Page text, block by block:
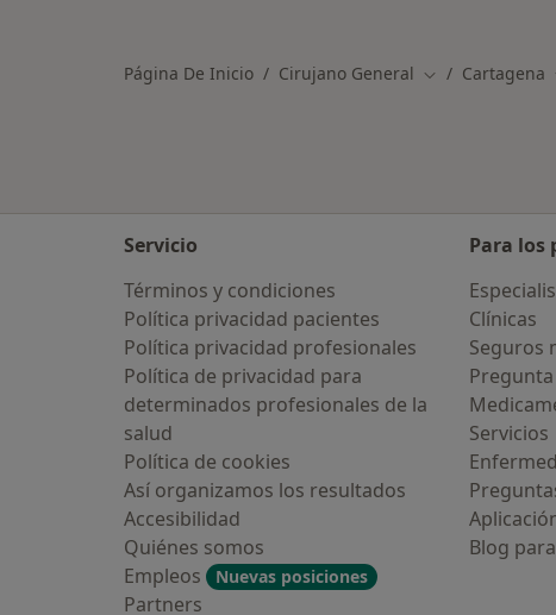
Página De Inicio Cirujano General Cambiar de
Cartagena
Servicio
Términos y condiciones
Política privacidad pacientes
Política privacidad profesionales
Política de privacidad para
determinados profesionales de la
salud
Política de cookies
Así organizamos los resultados
Accesibilidad
Quiénes somos
Empleos
Nuevas posiciones
Partners
Para los
Clínicas
Seguros
Servicios
Blog